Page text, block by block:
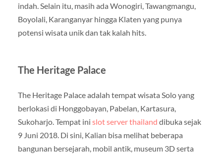
indah. Selain itu, masih ada Wonogiri, Tawangmangu,
Boyolali, Karanganyar hingga Klaten yang punya
potensi wisata unik dan tak kalah hits.
The Heritage Palace
The Heritage Palace adalah tempat wisata Solo yang
berlokasi di Honggobayan, Pabelan, Kartasura,
Sukoharjo. Tempat ini slot server thailand dibuka sejak
9 Juni 2018. Di sini, Kalian bisa melihat beberapa
bangunan bersejarah, mobil antik, museum 3D serta